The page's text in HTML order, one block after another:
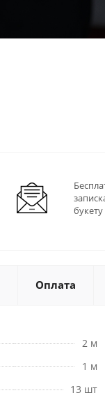
букету
Оплата
2 м
1 м
13 шт